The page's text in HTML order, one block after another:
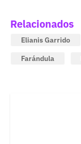
Relacionados
Elianis Garrido
Farándula